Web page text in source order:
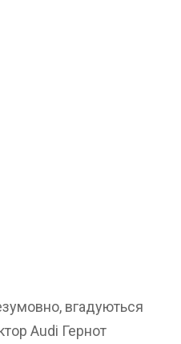
вгадуються
Audi Гернот